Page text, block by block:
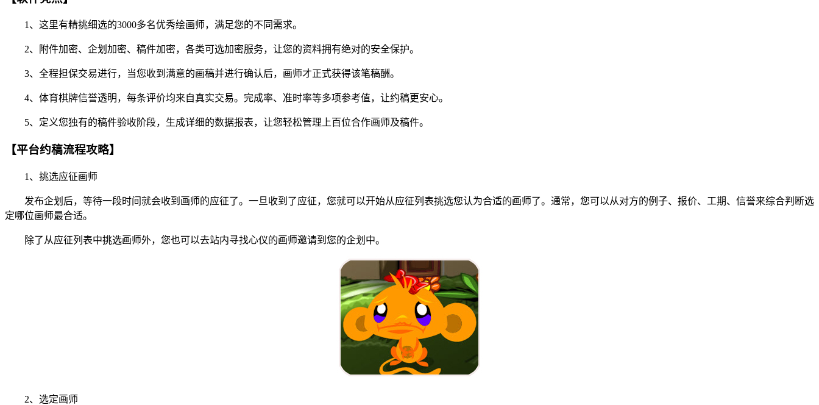
1、这里有精挑细选的3000多名优秀绘画师，满足您的不同需求。
2、附件加密、企划加密、稿件加密，各类可选加密服务，让您的资料拥有绝对的安全保护。
3、全程担保交易进行，当您收到满意的画稿并进行确认后，画师才正式获得该笔稿酬。
4、体育棋牌信誉透明，每条评价均来自真实交易。完成率、准时率等多项参考值，让约稿更安心。
5、定义您独有的稿件验收阶段，生成详细的数据报表，让您轻松管理上百位合作画师及稿件。
【平台约稿流程攻略】
1、挑选应征画师
发布企划后，等待一段时间就会收到画师的应征了。一旦收到了应征，您就可以开始从应征列表挑选您认为合适的画师了。通常，您可以从对方的例子、报价、工期、信誉来综合判断选
定哪位画师最合适。
除了从应征列表中挑选画师外，您也可以去站内寻找心仪的画师邀请到您的企划中。
2、选定画师